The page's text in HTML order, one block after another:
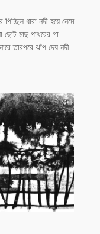
ধারা নদী হয়ে নেমে
মাছ পাথরের গা
তারপরে ঝাঁপ দেয় নদী